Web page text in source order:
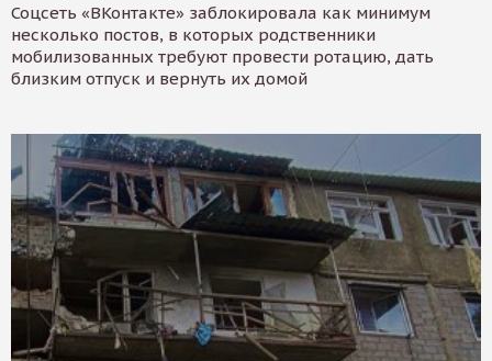
Соцсеть «ВКонтакте» заблокировала как минимум
несколько постов, в которых родственники
мобилизованных требуют провести ротацию, дать
близким отпуск и вернуть их домой